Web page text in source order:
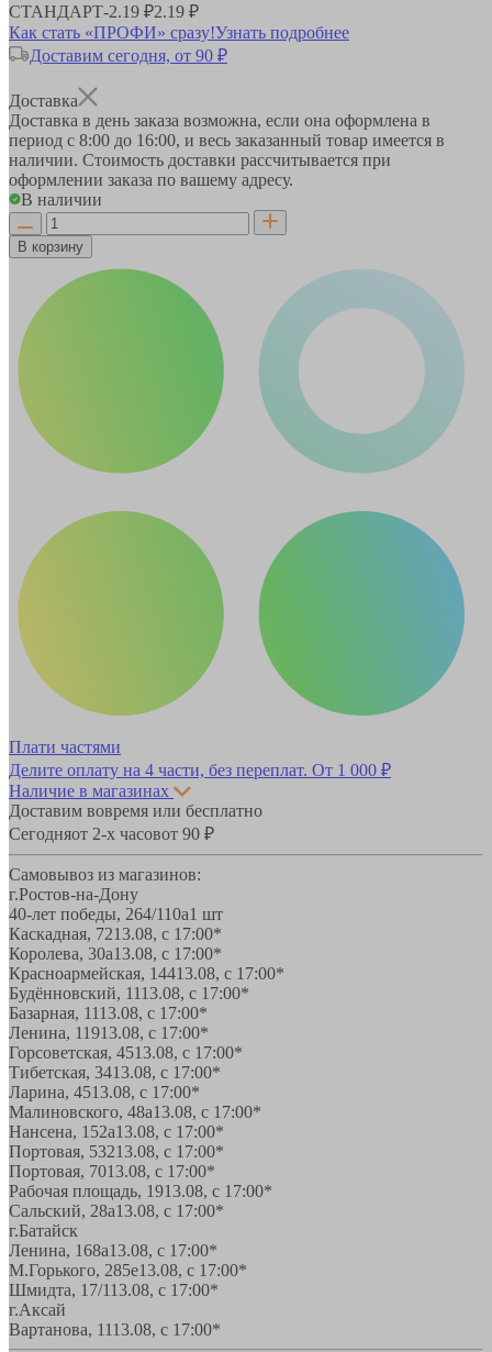
СТАНДАРТ-2.19 ₽2.19 ₽
Как стать «ПРОФИ» сразу!Узнать подробнее
Доставим сегодня, от 90 ₽
Доставка
Доставка в день заказа возможна, если она оформлена в
период с 8:00 до 16:00, и весь заказанный товар имеется в
наличии. Стоимость доставки рассчитывается при
оформлении заказа по вашему адресу.
В наличии
В корзину
Плати частями
Делите оплату на 4 части, без переплат. От 1 000 ₽
Наличие в магазинах
Доставим вовремя или бесплатно
Сегодняот 2-х часовот 90 ₽
Самовывоз из магазинов:
г.Ростов-на-Дону
40-лет победы, 264/110а1 шт
Каскадная, 7213.08, с 17:00*
Королева, 30а13.08, с 17:00*
Красноармейская, 14413.08, с 17:00*
Будённовский, 1113.08, с 17:00*
Базарная, 1113.08, с 17:00*
Ленина, 11913.08, с 17:00*
Горсоветская, 4513.08, с 17:00*
Тибетская, 3413.08, с 17:00*
Ларина, 4513.08, с 17:00*
Малиновского, 48а13.08, с 17:00*
Нансена, 152а13.08, с 17:00*
Портовая, 53213.08, с 17:00*
Портовая, 7013.08, с 17:00*
Рабочая площадь, 1913.08, с 17:00*
Сальский, 28a13.08, с 17:00*
г.Батайск
Ленина, 168а13.08, с 17:00*
М.Горького, 285е13.08, с 17:00*
Шмидта, 17/113.08, с 17:00*
г.Аксай
Вартанова, 1113.08, с 17:00*